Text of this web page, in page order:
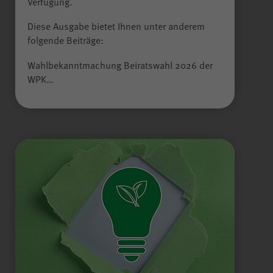
Alle Felder sind Pflichtfelder.
Diese Ausgabe bietet Ihnen unter anderem
folgende Beiträge:
Wahlbekanntmachung Beiratswahl 2026 der
WPK…
bereits erfasste Daten werden in
Informationen außer dem
LS-TVLYRKIVZTGDGMOU
Anbieter LimeSurvey
Sitzungsende